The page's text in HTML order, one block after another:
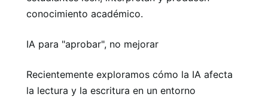
conocimiento académico.
IA para "aprobar", no mejorar
Recientemente exploramos cómo la IA afecta
la lectura y la escritura en un entorno